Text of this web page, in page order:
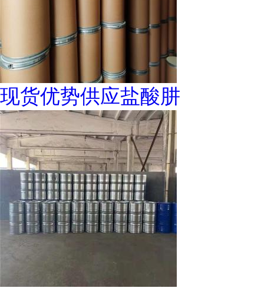
现货优势供应盐酸肼